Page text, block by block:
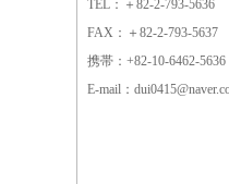
TEL：＋82-2-793-5636
FAX：＋82-2-793-5637
携帯：+82-10-6462-5636
E-mail：